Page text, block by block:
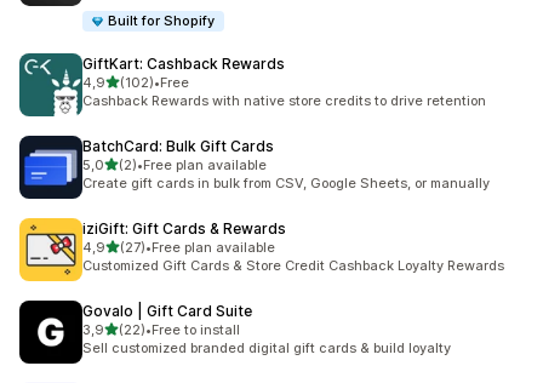
Built for Shopify
GiftKart: Cashback Rewards
4,95 yıldız üzerinden
(102)
toplam 102 değerlendirme
•Free
Cashback Rewards with native store credits to drive retention
BatchCard: Bulk Gift Cards
5,05 yıldız üzerinden
(2)
toplam 2 değerlendirme
•Free plan available
Create gift cards in bulk from CSV, Google Sheets, or manually
iziGift: Gift Cards & Rewards
4,95 yıldız üzerinden
(27)
toplam 27 değerlendirme
•Free plan available
Customized Gift Cards & Store Credit Cashback Loyalty Rewards
Govalo | Gift Card Suite
3,95 yıldız üzerinden
(22)
toplam 22 değerlendirme
•Free to install
Sell customized branded digital gift cards & build loyalty